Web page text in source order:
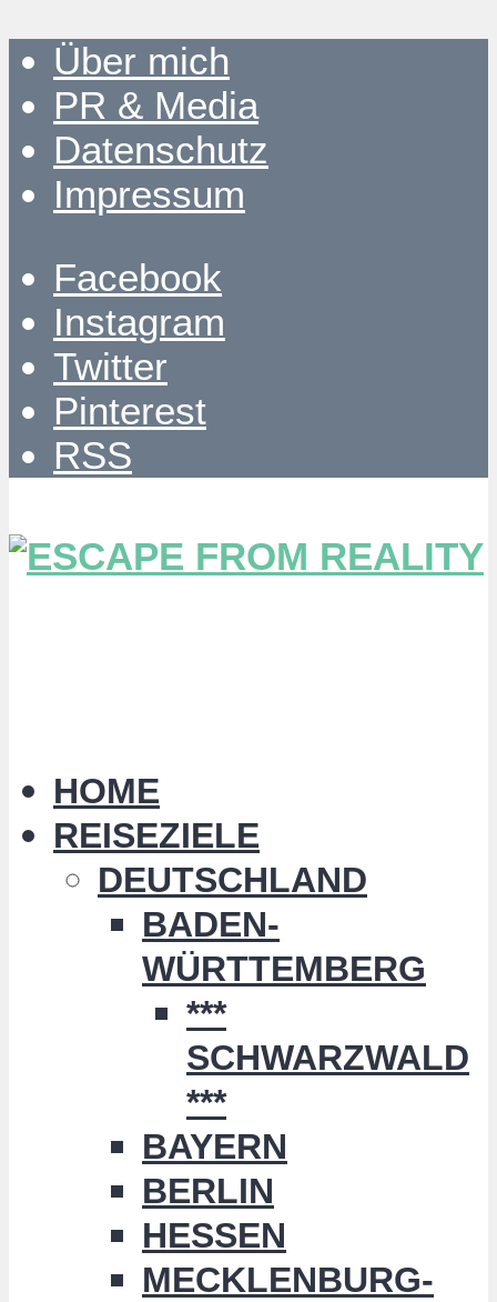
Über mich
PR & Media
Datenschutz
Impressum
Facebook
Instagram
Twitter
Pinterest
RSS
HOME
REISEZIELE
DEUTSCHLAND
BADEN-
WÜRTTEMBERG
***
SCHWARZWALD
***
BAYERN
BERLIN
HESSEN
MECKLENBURG-